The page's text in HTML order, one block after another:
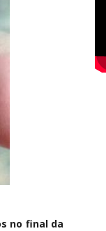
no final da